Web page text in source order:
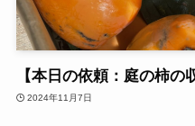
【本日の依頼：庭の柿の
2024年11月7日